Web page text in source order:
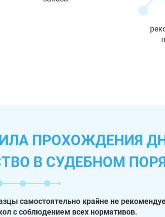
ПРОХОЖДЕНИЯ
В СУДЕБНОМ
самостоятельно крайне не
с соблюдением всех нормативов.